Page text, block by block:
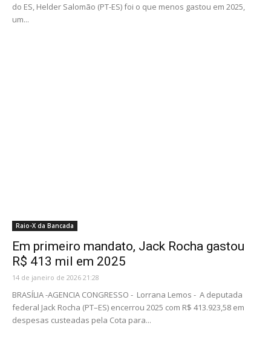
do ES, Helder Salomão (PT-ES) foi o que menos gastou em 2025,
um...
Raio-X da Bancada
Em primeiro mandato, Jack Rocha gastou
R$ 413 mil em 2025
14 de janeiro de 2026 21:28
BRASÍLIA -AGENCIA CONGRESSO - Lorrana Lemos - A deputada
federal Jack Rocha (PT–ES) encerrou 2025 com R$ 413.923,58 em
despesas custeadas pela Cota para...